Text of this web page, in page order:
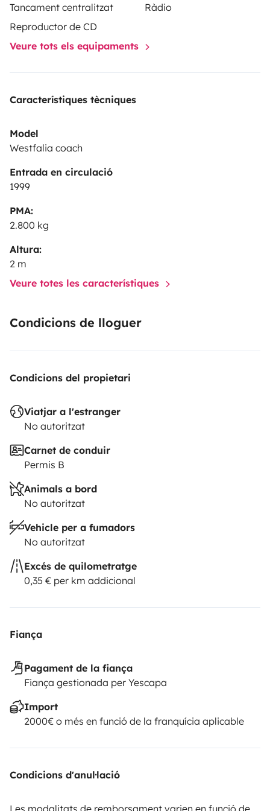
appliqués. N'hésitez pas à nous contacter pour plus
d'informations !! A très bientôt!
Tancament centralitzat
Ràdio
Reproductor de CD
Veure tots els equipaments
Característiques tècniques
Model
Westfalia coach
Entrada en circulació
1999
PMA:
2.800 kg
Altura:
2 m
Veure totes les característiques
Condicions de lloguer
Condicions del propietari
Viatjar a l'estranger
No autoritzat
Carnet de conduir
Permis B
Animals a bord
No autoritzat
Vehicle per a fumadors
No autoritzat
Excés de quilometratge
0,35 € per km addicional
Fiança
Pagament de la fiança
Fiança gestionada per Yescapa
Import
2000€ o més en funció de la franquícia aplicable
Condicions d'anul·lació
Les modalitats de remborsament varien en funció de